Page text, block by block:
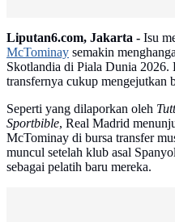
Liputan6.com, Jakarta - Isu
McTominay semakin
Skotlandia di Piala Dunia
transfernya cukup mengejutkan
Seperti yang dilaporkan oleh
Sportbible, Real Madrid
McTominay di bursa transfer
muncul setelah klub asal
sebagai pelatih baru mereka.